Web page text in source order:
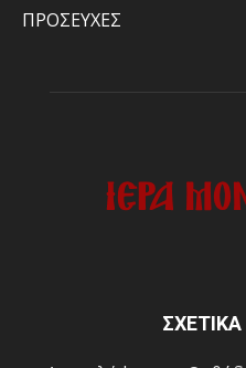
ΠΡΟΣΕΥΧΕΣ